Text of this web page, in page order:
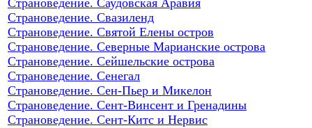
Страноведение. Свазиленд
Страноведение. Святой Елены остров
Страноведение. Северные Марианские острова
Страноведение. Сейшельские острова
Страноведение. Сенегал
Страноведение. Сен-Пьер и Микелон
Страноведение. Сент-Винсент и Гренадины
Страноведение. Сент-Китс и Нервис